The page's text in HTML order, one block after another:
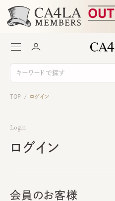
TOP / ログイン
Login
ログイン
会員のお客様